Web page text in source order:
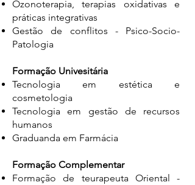
Ozonoterapia, terapias oxidativas e
práticas integrativas
Gestão de conflitos - Psico-Socio-
Patologia
Formação Univesitária
Tecnologia em estética e
cosmetologia
Tecnologia em gestão de recursos
humanos
Graduanda em Farmácia
Formação Complementar
Formação de teurapeuta Oriental -